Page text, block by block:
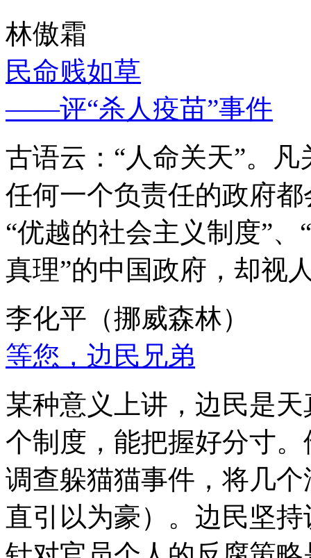
林傲霜
民命贱如草
——评“杀人疫苗”事件
古语云：“人命关天”。
任何一个负责任的政府
“优越的社会主义制度”
真理”的中国政府，却视
李化平（挪威森林）
等您，边民兄弟
某种意义上讲，边民是
个制度，能把握好分寸
调查躲猫猫事件，将几
直引以为豪）。边民坚